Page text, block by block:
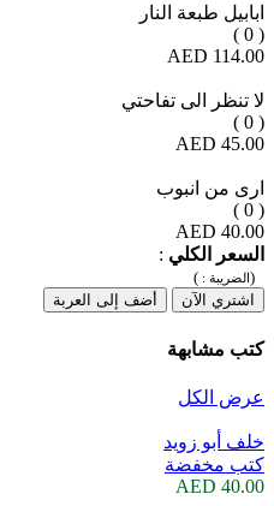
ابابيل طبعة النار
( 0 )
114.00 AED
لا تنظر الى تفاحتي
( 0 )
45.00 AED
ارى من انبوب
( 0 )
40.00 AED
السعر الكلي :
(الضريبة : )
اشتري الآن
أضف إلى العربة
كتب مشابهة
عرض الكل
خلف أبو زويد
كتب مخفضة
40.00 AED